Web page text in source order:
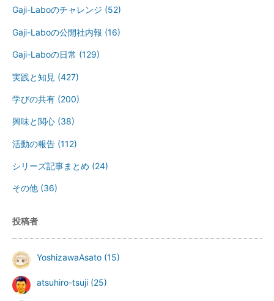
Gaji-Laboのチャレンジ (52)
Gaji-Laboの公開社内報 (16)
Gaji-Laboの日常 (129)
実践と知見 (427)
学びの共有 (200)
興味と関心 (38)
活動の報告 (112)
シリーズ記事まとめ (24)
その他 (36)
投稿者
YoshizawaAsato (15)
atsuhiro-tsuji (25)